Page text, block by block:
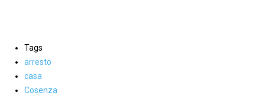
Tags
arresto
casa
Cosenza